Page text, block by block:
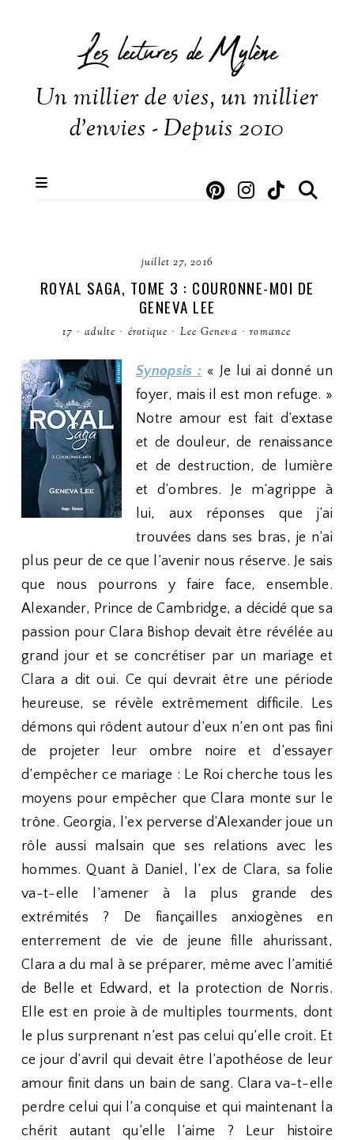
Les lectures de Mylène
Un millier de vies, un millier
d'envies - Depuis 2010
juillet 27, 2016
ROYAL SAGA, TOME 3 : COURONNE-MOI DE
GENEVA LEE
17 · adulte · érotique · Lee Geneva · romance
Synopsis : « Je lui ai donné un
foyer, mais il est mon refuge. »
Notre amour est fait d’extase
et de douleur, de renaissance
et de destruction, de lumière
et d’ombres. Je m’agrippe à
lui, aux réponses que j’ai
trouvées dans ses bras, je n’ai
plus peur de ce que l’avenir nous réserve. Je sais
que nous pourrons y faire face, ensemble.
Alexander, Prince de Cambridge, a décidé que sa
passion pour Clara Bishop devait être révélée au
grand jour et se concrétiser par un mariage et
Clara a dit oui. Ce qui devrait être une période
heureuse, se révèle extrêmement difficile. Les
démons qui rôdent autour d’eux n’en ont pas fini
de projeter leur ombre noire et d’essayer
d’empêcher ce mariage : Le Roi cherche tous les
moyens pour empêcher que Clara monte sur le
trône. Georgia, l’ex perverse d’Alexander joue un
rôle aussi malsain que ses relations avec les
hommes. Quant à Daniel, l’ex de Clara, sa folie
va-t-elle l’amener à la plus grande des
extrémités ? De fiançailles anxiogènes en
enterrement de vie de jeune fille ahurissant,
Clara a du mal à se préparer, même avec l’amitié
de Belle et Edward, et la protection de Norris.
Elle est en proie à de multiples tourments, dont
le plus surprenant n’est pas celui qu’elle croit. Et
ce jour d’avril qui devait être l’apothéose de leur
amour finit dans un bain de sang. Clara va-t-elle
perdre celui qui l’a conquise et qui maintenant la
chérit autant qu’elle l’aime ? Leur histoire